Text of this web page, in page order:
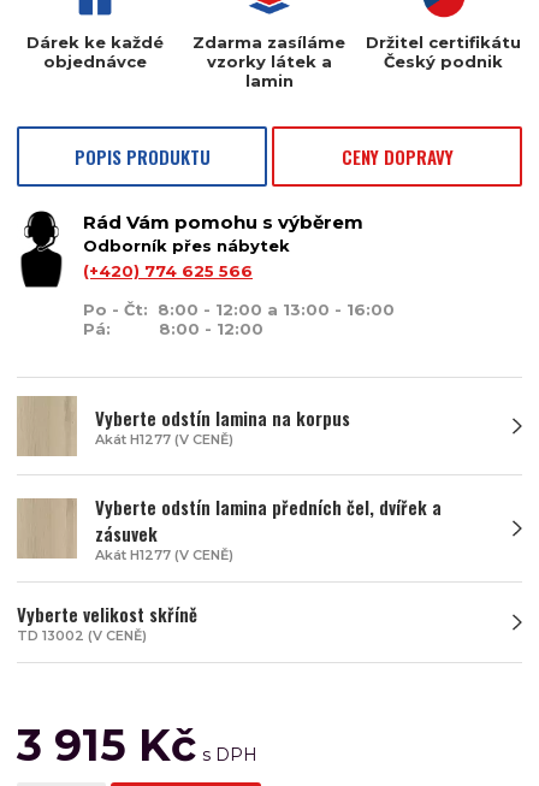
Dárek ke každé
objednávce
Zdarma zasíláme
vzorky látek a
lamin
Držitel certifikátu
Český podnik
POPIS PRODUKTU CENY DOPRAVY
Rád Vám pomohu s výběrem
Odborník přes nábytek
(+420) 774 625 566
Po - Čt: 8:00 - 12:00 a 13:00 - 16:00
Pá: 8:00 - 12:00
Vyberte odstín lamina na korpus
Akát H1277 (V CENĚ)
Vyberte odstín lamina předních čel, dvířek a
zásuvek
Akát H1277 (V CENĚ)
Vyberte velikost skříně
TD 13002 (V CENĚ)
3 915 Kč